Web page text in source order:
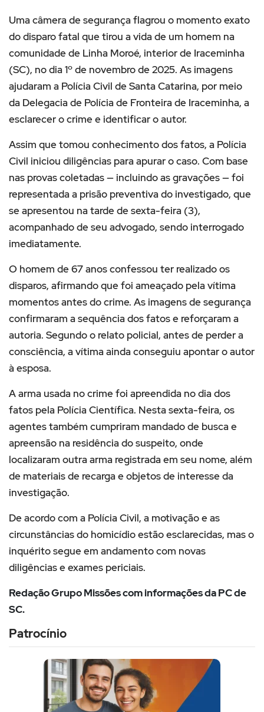
Uma câmera de segurança flagrou o momento exato
do disparo fatal que tirou a vida de um homem na
comunidade de Linha Moroé, interior de Iraceminha
(SC), no dia 1º de novembro de 2025. As imagens
ajudaram a Polícia Civil de Santa Catarina, por meio
da Delegacia de Polícia de Fronteira de Iraceminha, a
esclarecer o crime e identificar o autor.
Assim que tomou conhecimento dos fatos, a Polícia
Civil iniciou diligências para apurar o caso. Com base
nas provas coletadas — incluindo as gravações — foi
representada a prisão preventiva do investigado, que
se apresentou na tarde de sexta-feira (3),
acompanhado de seu advogado, sendo interrogado
imediatamente.
O homem de 67 anos confessou ter realizado os
disparos, afirmando que foi ameaçado pela vítima
momentos antes do crime. As imagens de segurança
confirmaram a sequência dos fatos e reforçaram a
autoria. Segundo o relato policial, antes de perder a
consciência, a vítima ainda conseguiu apontar o autor
à esposa.
A arma usada no crime foi apreendida no dia dos
fatos pela Polícia Científica. Nesta sexta-feira, os
agentes também cumpriram mandado de busca e
apreensão na residência do suspeito, onde
localizaram outra arma registrada em seu nome, além
de materiais de recarga e objetos de interesse da
investigação.
De acordo com a Polícia Civil, a motivação e as
circunstâncias do homicídio estão esclarecidas, mas o
inquérito segue em andamento com novas
diligências e exames periciais.
Redação Grupo Missões com informações da PC de
SC.
Patrocínio